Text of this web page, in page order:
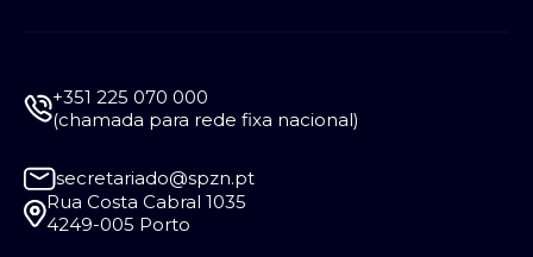
+351 225 070 000
(chamada para rede fixa nacional)
secretariado@spzn.pt
Rua Costa Cabral 1035
4249-005 Porto